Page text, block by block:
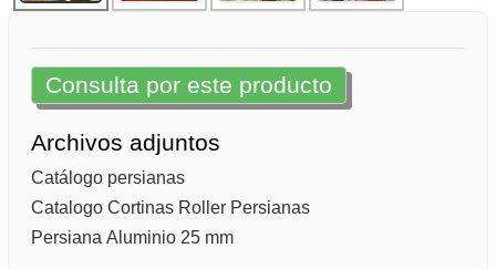
Consulta por este producto
Archivos adjuntos
Catálogo persianas
Catalogo Cortinas Roller Persianas
Persiana Aluminio 25 mm